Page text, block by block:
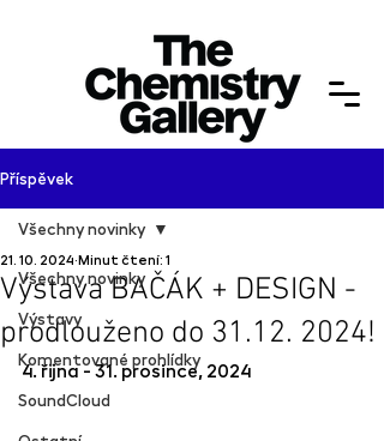
Příspěvek
Všechny novinky
Výstavy
Komentované prohlídky
SoundCloud
Všechny novinky
Výstava BAČÁK + DESIGN -
prodlouženo do 31.12. 2024!
21. 10. 2024 Minut čtení: 1
4. řijna - 31. prosince, 2024